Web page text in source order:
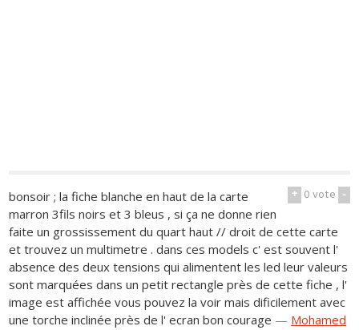
+ 0vote -
bonsoir ; la fiche blanche en haut de la carte
marron 3fils noirs et 3 bleus , si ça ne donne rien
faite un grossissement du quart haut // droit de cette carte
et trouvez un multimetre . dans ces models c' est souvent l'
absence des deux tensions qui alimentent les led leur valeurs
sont marquées dans un petit rectangle près de cette fiche , l'
image est affichée vous pouvez la voir mais dificilement avec
une torche inclinée près de l' ecran bon courage — Mohamed